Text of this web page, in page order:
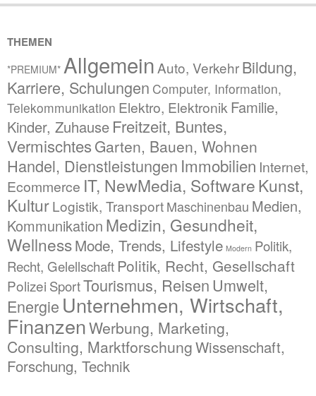
THEMEN
*PREMIUM* Allgemein Auto, VerkehrBildung,
Karriere, Schulungen Computer, Information,
Telekommunikation Elektro, Elektronik Familie,
Kinder, Zuhause Freitzeit, Buntes,
Vermischtes Garten, Bauen, Wohnen
Handel, Dienstleistungen Immobilien Internet,
Ecommerce IT, NewMedia, SoftwareKunst,
KulturLogistik, TransportMaschinenbau Medien,
Kommunikation Medizin, Gesundheit,
WellnessMode, Trends, Lifestyle Modern Politik,
Recht, Gelellschaft Politik, Recht, Gesellschaft
Polizei SportTourismus, Reisen Umwelt,
Energie Unternehmen, Wirtschaft,
FinanzenWerbung, Marketing,
Consulting, MarktforschungWissenschaft,
Forschung, Technik